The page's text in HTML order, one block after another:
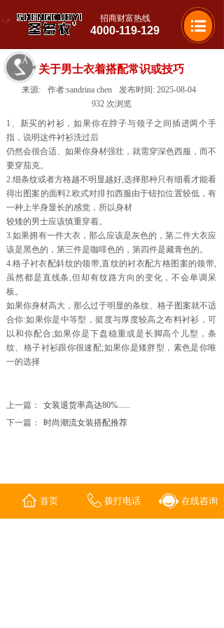
关于男士衣着搭配常识或技巧
来源: 作者:sandrina chen 发布时间: 2025-08-04
932 次浏览
1、新买的衬衫，如果你在脖子与领子之间插进两个手
指，说明这件衬衫洗过后
仍然会很合适、如果你身材强壮，就需穿深色西服，而不
要穿茄克。
2.细条纹或者方格越不明显越好,选择那种只有细看才能看
得出图案的面料2.欧式对排扣西服由于钮扣位置较低，有
一种上半身显长的感觉，所以身材
较矮的男士应该慎重穿着。
3.如果拥有一件大衣，那么应该是灰色的，第二件大衣应
该是黑色的，第三件是咖啡色的，第四件是藏青色的。
4.格子衬衣配斜纹的领带,直纹的衬衣配方格图案的领带,
虽然都是直线条,但却有纹路方向的变化，不会单调呆
板。
如果你身材高大，那么过于明显的条纹、格子图案就不适
合你:如果你是中等型，挺度与厚度较高之布料衬衫，可
以和你配合;如果你是下盘稳重或是长脚高个儿型，条
纹、格子衬衫跟你很速配;如果你是矮胖型，素色是你唯
一的选择
上一篇：
女装退货率高达80%......
下一篇：
时尚潮流女装搭配推荐
招商财富热线
4000-119-129
首页 拨打电话 在线咨询